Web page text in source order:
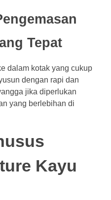
Tepat
dalam kotak yang cukup
dengan rapi dan
jika diperlukan
yang berlebihan di
Kayu